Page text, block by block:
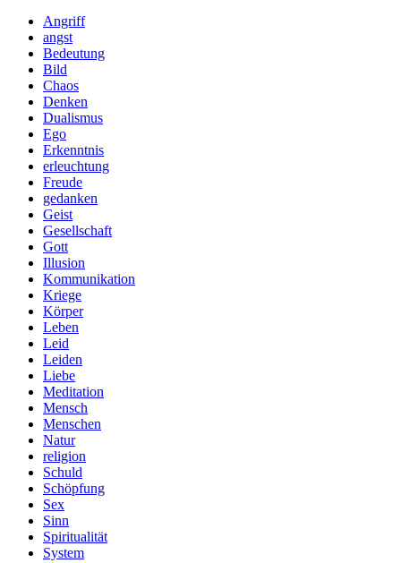
Angriff
angst
Bedeutung
Bild
Chaos
Denken
Dualismus
Ego
Erkenntnis
erleuchtung
Freude
gedanken
Geist
Gesellschaft
Gott
Illusion
Kommunikation
Kriege
Körper
Leben
Leid
Leiden
Liebe
Meditation
Mensch
Menschen
Natur
religion
Schuld
Schöpfung
Sex
Sinn
Spiritualität
System